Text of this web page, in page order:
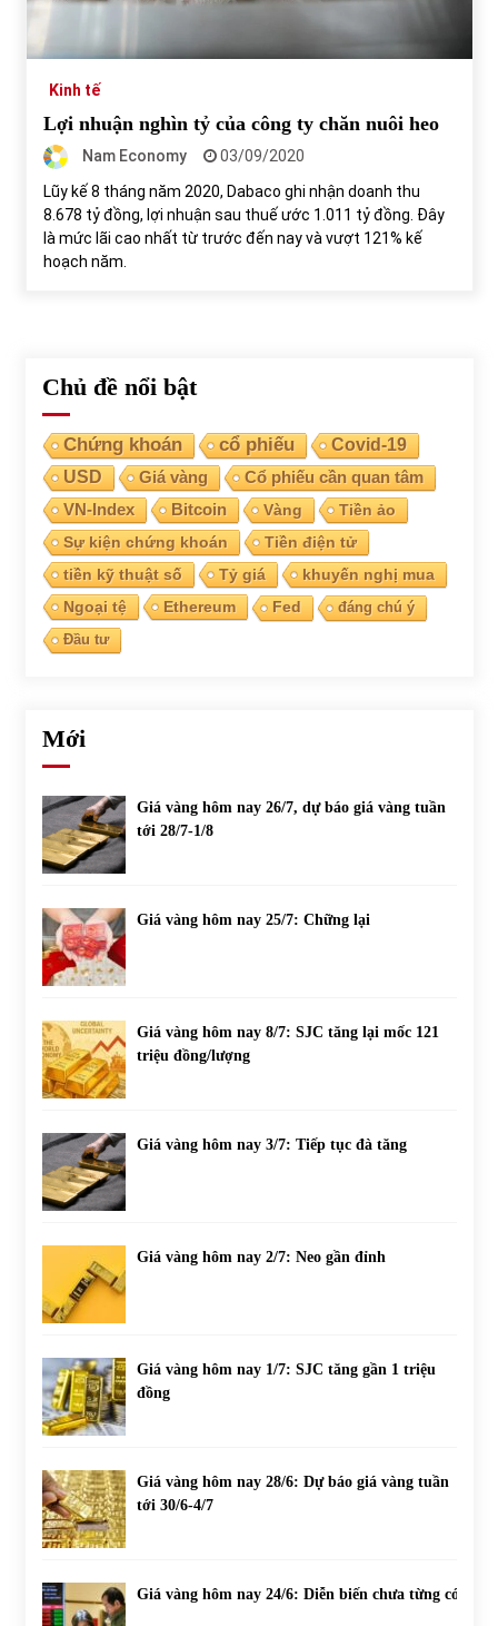
Tự doanh ngày 3.6.2022: CTCK mua ròng 28,7 tỷ đồng
31/05/2022
Bất ổn từ các cuộc đấu giá đất ở Thanh Hoá
S&P Ratings cập nhật xếp hạng tín nhiệm của
Vietcombank và Eximbank
31/05/2022
Chứng khoán ngày 30/5/2022: Top 10 cổ phiếu nổi bật
31/05/2022
Kinh tế
Lợi nhuận nghìn tỷ của công ty chăn nuôi heo
Nam Economy
03/09/2020
Lũy kế 8 tháng năm 2020, Dabaco ghi nhận doanh thu
8.678 tỷ đồng, lợi nhuận sau thuế ước 1.011 tỷ đồng. Đây
là mức lãi cao nhất từ trước đến nay và vượt 121% kế
hoạch năm.
Chủ đề nổi bật
Chứng khoán cổ phiếu
Covid-19
USD
Giá vàng Cổ phiếu cần quan tâm
VN-Index Bitcoin Vàng
Tiền ảo
Sự kiện chứng khoán
Tiền điện tử
tiền kỹ thuật số
Tỷ giá
khuyến nghị mua
Ngoại tệ
Ethereum Fed
đáng chú ý
Đầu tư
Mới
Giá vàng hôm nay 26/7, dự báo giá vàng tuần
tới 28/7-1/8
Giá vàng hôm nay 25/7: Chững lại
Giá vàng hôm nay 8/7: SJC tăng lại mốc 121
triệu đồng/lượng
Giá vàng hôm nay 3/7: Tiếp tục đà tăng
Giá vàng hôm nay 2/7: Neo gần đỉnh
Giá vàng hôm nay 1/7: SJC tăng gần 1 triệu
đồng
Giá vàng hôm nay 28/6: Dự báo giá vàng tuần
tới 30/6-4/7
Giá vàng hôm nay 24/6: Diễn biến chưa từng có